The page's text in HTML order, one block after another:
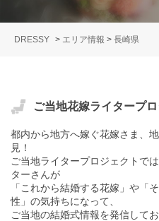
DRESSY > エリア情報 > 長崎県
ご当地花嫁ライタープ
都内から地方へ嫁ぐ花嫁さま、
見！
ご当地ライタープロジェクトで
ターさんが
「これから結婚する花嫁」や「
性」の気持ちになって、
ご当地の結婚式情報を発信して